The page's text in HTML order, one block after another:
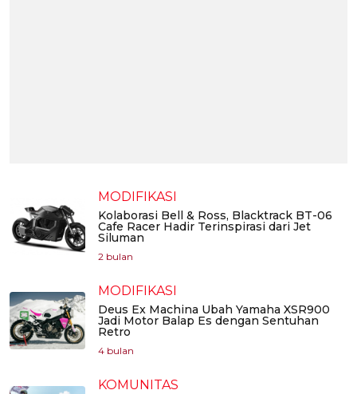
MODIFIKASI
Kolaborasi Bell & Ross, Blacktrack BT-06
Cafe Racer Hadir Terinspirasi dari Jet
Siluman
2 bulan
MODIFIKASI
Deus Ex Machina Ubah Yamaha XSR900
Jadi Motor Balap Es dengan Sentuhan
Retro
4 bulan
KOMUNITAS